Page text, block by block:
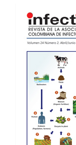
Barra
lateral
del
artículo